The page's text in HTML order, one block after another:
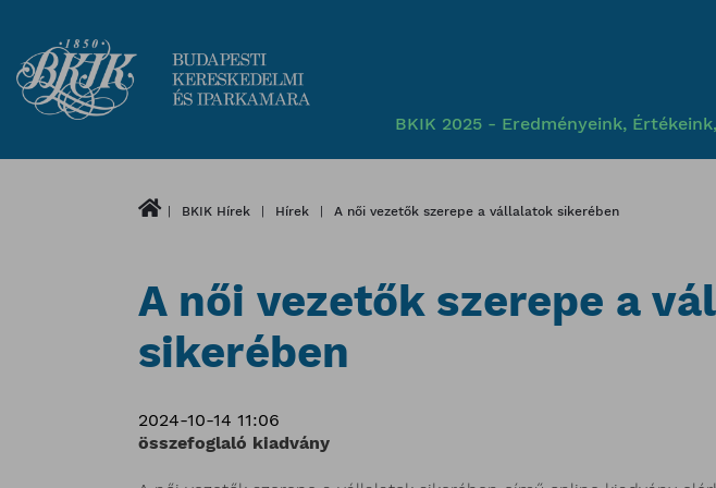
BKIK 2025 - Eredményeink,
BKIK Hírek Hírek A női vezetők szerepe a vállalatok sikerében
A női vezetők szerepe a
sikerében
2024-10-14 11:06
összefoglaló kiadvány